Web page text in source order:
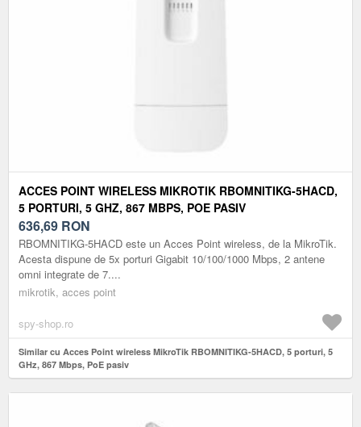
ACCES POINT WIRELESS MIKROTIK RBOMNITIKG-5HACD,
5 PORTURI, 5 GHZ, 867 MBPS, POE PASIV
636,69 RON
RBOMNITIKG-5HACD este un Acces Point wireless, de la MikroTik.
Acesta dispune de 5x porturi Gigabit 10/100/1000 Mbps, 2 antene
omni integrate de 7....
mikrotik, acces point
spy-shop.ro
Similar cu Acces Point wireless MikroTik RBOMNITIKG-5HACD, 5 porturi, 5
GHz, 867 Mbps, PoE pasiv